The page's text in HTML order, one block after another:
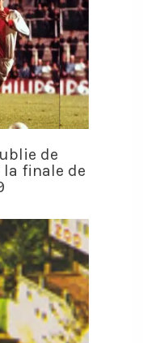
de
finale de